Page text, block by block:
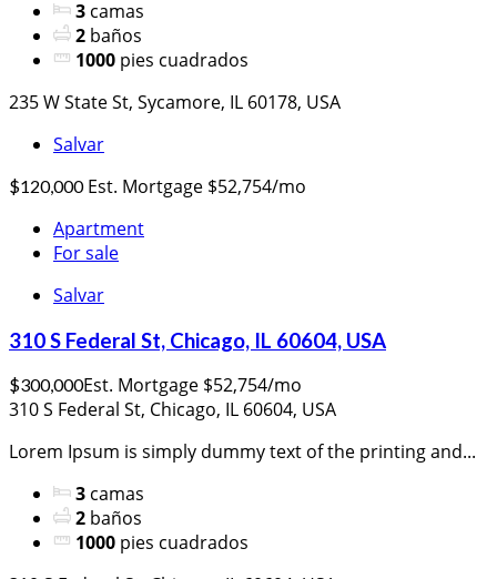
3 camas
2 baños
1000 pies cuadrados
235 W State St, Sycamore, IL 60178, USA
Salvar
$120,000 Est. Mortgage $52,754/mo
Apartment
For sale
Salvar
310 S Federal St, Chicago, IL 60604, USA
$300,000Est. Mortgage $52,754/mo
310 S Federal St, Chicago, IL 60604, USA
Lorem Ipsum is simply dummy text of the printing and...
3 camas
2 baños
1000 pies cuadrados